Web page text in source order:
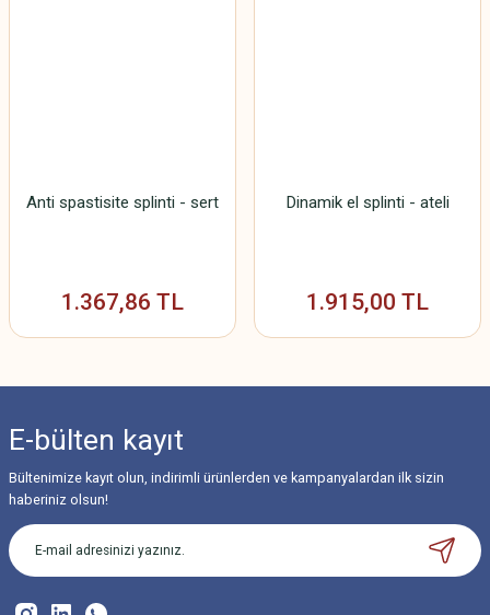
Anti spastisite splinti - sert
1.367,86 TL
Dinamik el splinti - ateli
1.915,00 TL
E-bülten kayıt
Bültenimize kayıt olun, indirimli ürünlerden ve kampanyalardan ilk sizin
haberiniz olsun!